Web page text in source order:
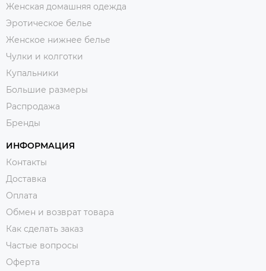
Женская домашняя одежда
Эротическое белье
Женское нижнее белье
Чулки и колготки
Купальники
Большие размеры
Распродажа
Бренды
ИНФОРМАЦИЯ
Контакты
Доставка
Оплата
Обмен и возврат товара
Как сделать заказ
Частые вопросы
Оферта